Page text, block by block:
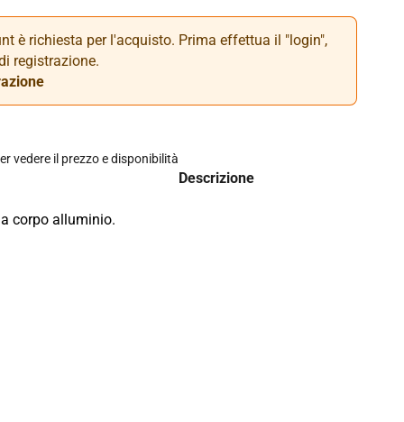
è richiesta per l'acquisto. Prima effettua il "login",
registrazione.
vedere il prezzo e disponibilità
Descrizione
corpo alluminio.